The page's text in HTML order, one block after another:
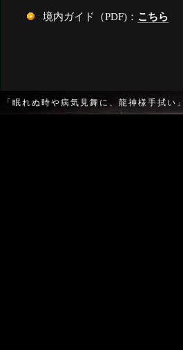
境内ガイド（PDF)： こちら
「眠れぬ時や病気見舞に、龍神様手拭い」